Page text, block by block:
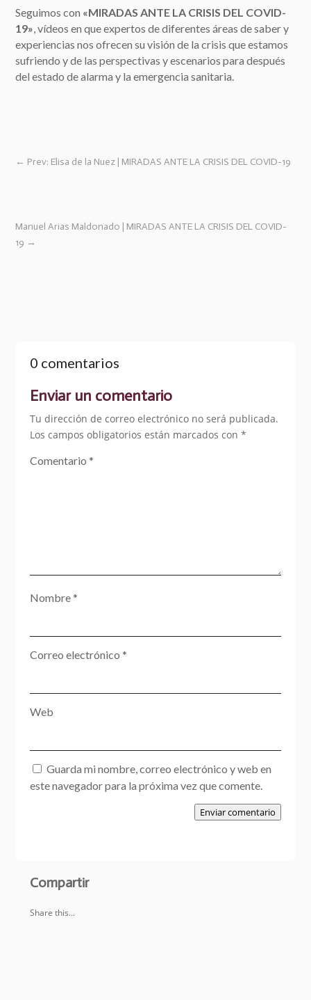
Seguimos con «MIRADAS ANTE LA CRISIS DEL COVID-
19», vídeos en que expertos de diferentes áreas de saber y
experiencias nos ofrecen su visión de la crisis que estamos
sufriendo y de las perspectivas y escenarios para después
del estado de alarma y la emergencia sanitaria.
← Prev: Elisa de la Nuez | MIRADAS ANTE LA CRISIS DEL COVID-19
Manuel Arias Maldonado | MIRADAS ANTE LA CRISIS DEL COVID-
19 →
0 comentarios
Enviar un comentario
Tu dirección de correo electrónico no será publicada.
Los campos obligatorios están marcados con *
Comentario *
Nombre*
Correo electrónico *
Web
Guarda mi nombre, correo electrónico y web en
este navegador para la próxima vez que comente.
Enviar comentario
Compartir
Share this...